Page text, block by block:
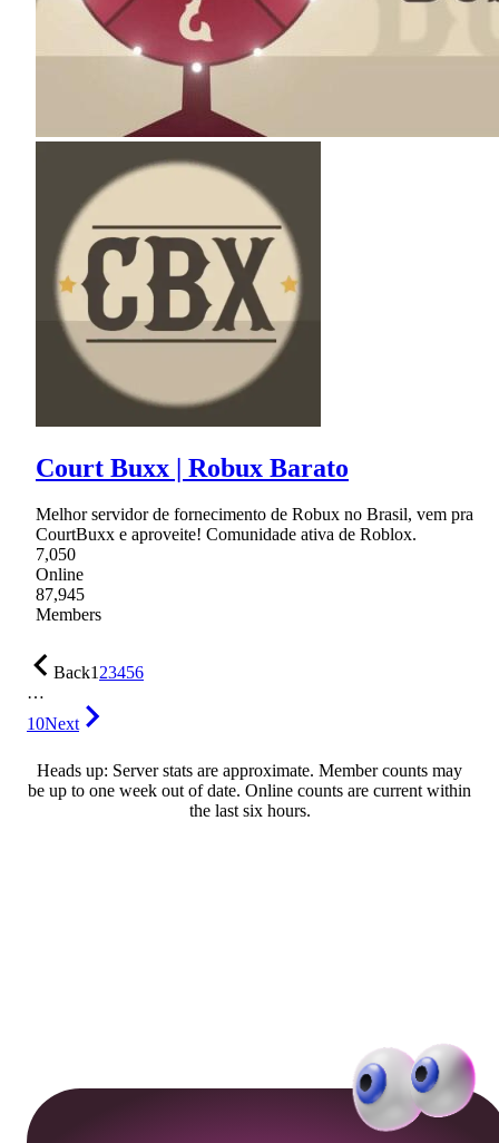
Court Buxx | Robux Barato
Melhor servidor de fornecimento de Robux no Brasil, vem pra
CourtBuxx e aproveite! Comunidade ativa de Roblox.
7,050
Online
87,945
Members
Back123456
…
10Next
Heads up: Server stats are approximate. Member counts may
be up to one week out of date. Online counts are current within
the last six hours.